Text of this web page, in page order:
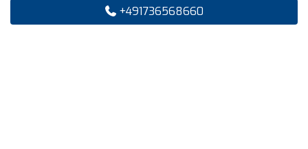
+491736568660